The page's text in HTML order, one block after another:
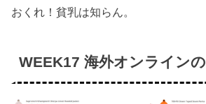
おくれ！貧乳は知らん。
WEEK17 海外オンライン